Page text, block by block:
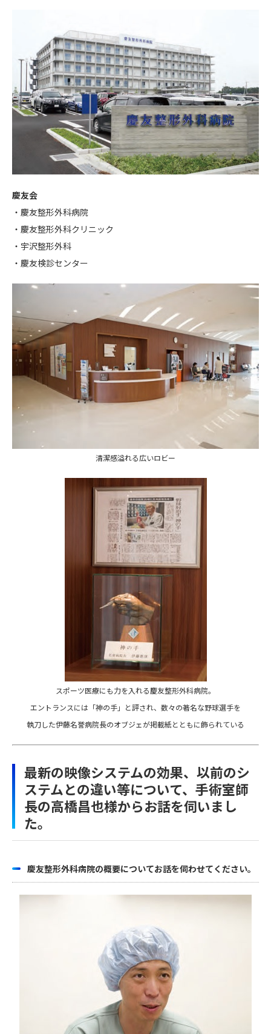
慶友会
・慶友整形外科病院
・慶友整形外科クリニック
・宇沢整形外科
・慶友検診センター
清潔感溢れる広いロビー
スポーツ医療にも力を入れる慶友整形外科病院。
エントランスには「神の手」と評され、 数々の著名な野球選手を
執刀した伊藤名誉病院長のオブジェが掲載紙とともに飾られている
最新の映像システムの効果、以前のシ
ステムとの違い等について、手術室師
長の高橋昌也様からお話を伺いまし
た。
慶友整形外科病院の概要についてお話を伺わせてください。